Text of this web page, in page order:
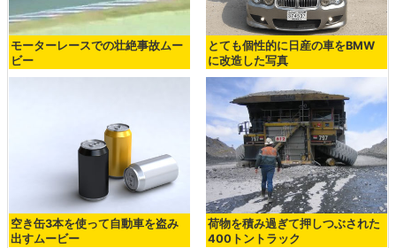
モーターレースでの壮絶事故ムー
ビー
とても個性的に日産の車をBMW
に改造した写真
空き缶3本を使って自動車を盗み
出すムービー
荷物を積み過ぎて押しつぶされた
400トントラック